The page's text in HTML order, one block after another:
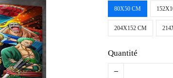
80X50 CM
204X152 CM
Quantité